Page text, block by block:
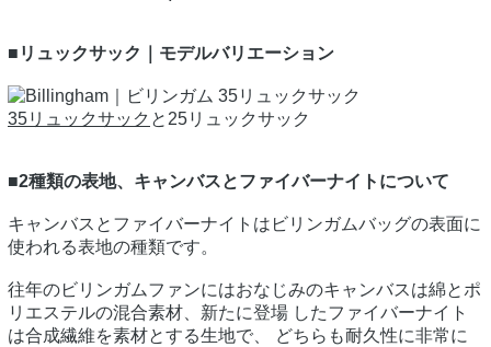
■リュックサック｜モデルバリエーション
35リュックサック と25リュックサック
■2種類の表地、キャンバスとファイバーナイトについて
キャンバスとファイバーナイトはビリンガムバッグの表面に
使われる表地の種類です。
往年のビリンガムファンにはおなじみのキャンバスは綿とポ
リエステルの混合素材、新たに登場 したファイバーナイト
は合成繊維を素材とする生地で、 どちらも耐久性に非常に